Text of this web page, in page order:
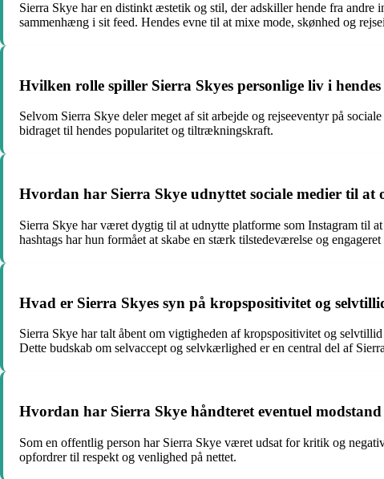
Sierra Skye har en distinkt æstetik og stil, der adskiller hende fra
sammenhæng i sit feed. Hendes evne til at mixe mode, skønhed og
Hvilken rolle spiller Sierra Skyes personlige liv i
Selvom Sierra Skye deler meget af sit arbejde og rejseeventyr på
bidraget til hendes popularitet og tiltrækningskraft.
Hvordan har Sierra Skye udnyttet sociale medier til at
Sierra Skye har været dygtig til at udnytte platforme som Instagram til
hashtags har hun formået at skabe en stærk tilstedeværelse og engageret
Hvad er Sierra Skyes syn på kropspositivitet og
Sierra Skye har talt åbent om vigtigheden af kropspositivitet og
Dette budskab om selvaccept og selvkærlighed er en central del af
Hvordan har Sierra Skye håndteret eventuel
Som en offentlig person har Sierra Skye været udsat for kritik og
opfordrer til respekt og venlighed på nettet.